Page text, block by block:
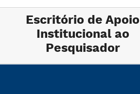
Escritório de Apoio
Institucional ao
Pesquisador